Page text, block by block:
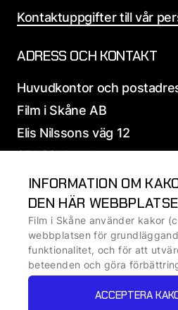
INFORMATION OM
DEN HÄR
Film i Skåne använder kakor
webbplatsen för
funktionalitet, och för att
beteenden och göra
ACCEPTERA
Kontaktuppgifter till vår
ADRESS OCH KONTAKT
Huvudkontor och
Film i Skåne AB
Elis Nilssons väg 12
271 39 Ystad
Allaadress och
Ansvarig utgivare: Ralf
Om kakor
Om personuppgifter